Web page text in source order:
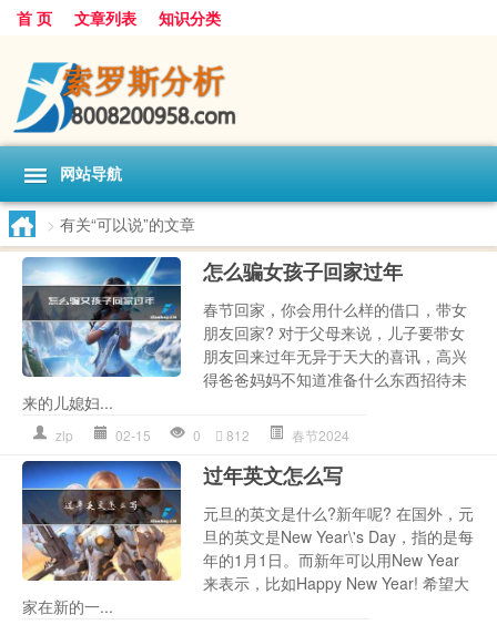
首 页 文章列表 知识分类
网站导航
> 有关“可以说”的文章
怎么骗女孩子回家过年
春节回家，你会用什么样的借口，带女
朋友回家? 对于父母来说，儿子要带女
朋友回来过年无异于天大的喜讯，高兴
得爸爸妈妈不知道准备什么东西招待未
来的儿媳妇...
zlp 02-15 0 812 春节2024
过年英文怎么写
元旦的英文是什么?新年呢? 在国外，元
旦的英文是New Year\'s Day，指的是每
年的1月1日。而新年可以用New Year
来表示，比如Happy New Year! 希望大
家在新的一...